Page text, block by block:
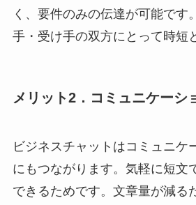
く、要件のみの伝達が可能です
手・受け手の双方にとって時短
メリット2．コミュニケーシ
ビジネスチャットはコミュニケ
にもつながります。気軽に短文
できるためです。文章量が減る